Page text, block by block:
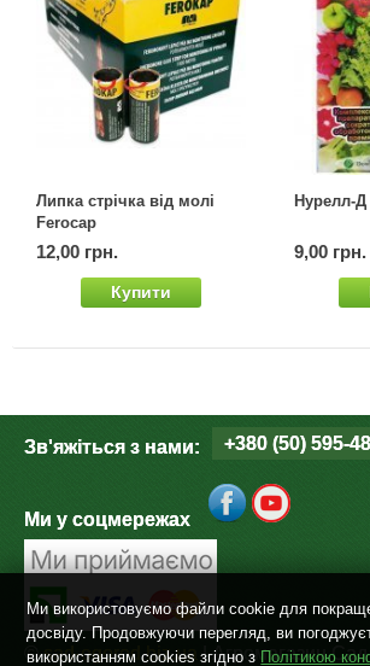
Липка стрічка від молі
Ferocap
12,00 грн.
Купити
Нурелл-
9,00 грн.
Зв'яжіться з нами: +380 (50) 595-
Ми у соцмережах
©sad-ogorod.biz.ua | Агромагазин
Ми використовуємо файли cookie для
досвіду. Продовжуючи перегляд, ви
використанням cookies згідно з Політикою